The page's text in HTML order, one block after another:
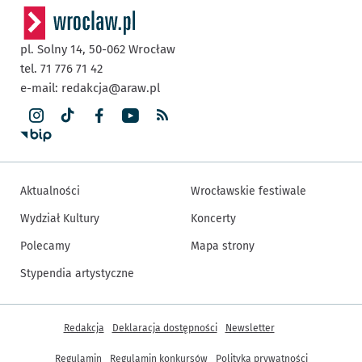
pl. Solny 14, 50-062 Wrocław
tel. 71 776 71 42
e-mail: redakcja@araw.pl
Aktualności
Wydział Kultury
Polecamy
Stypendia artystyczne
Wrocławskie festiwale
Koncerty
Mapa strony
Inne informacje
Redakcja Deklaracja dostępności Newsletter
Regulamin Regulamin konkursów Polityka prywatności